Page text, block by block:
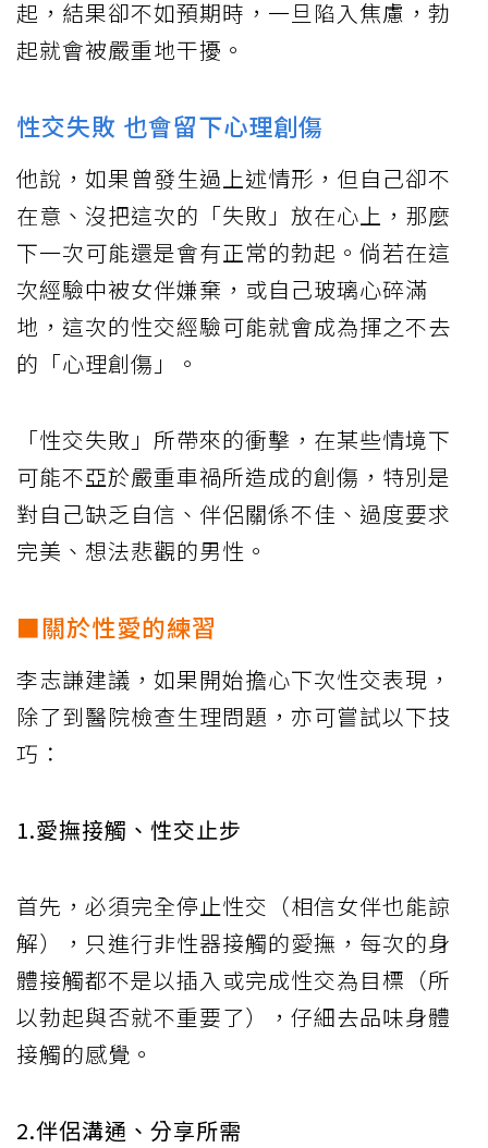
起，結果卻不如預期時，一旦陷入焦慮，勃
起就會被嚴重地干擾。
性交失敗 也會留下心理創傷
他說，如果曾發生過上述情形，但自己卻不
在意、沒把這次的「失敗」放在心上，那麼
下一次可能還是會有正常的勃起。倘若在這
次經驗中被女伴嫌棄，或自己玻璃心碎滿
地，這次的性交經驗可能就會成為揮之不去
的「心理創傷」。
「性交失敗」所帶來的衝擊，在某些情境下
可能不亞於嚴重車禍所造成的創傷，特別是
對自己缺乏自信、伴侶關係不佳、過度要求
完美、想法悲觀的男性。
■關於性愛的練習
李志謙建議，如果開始擔心下次性交表現，
除了到醫院檢查生理問題，亦可嘗試以下技
巧：
1.愛撫接觸、性交止步
首先，必須完全停止性交（相信女伴也能諒
解），只進行非性器接觸的愛撫，每次的身
體接觸都不是以插入或完成性交為目標（所
以勃起與否就不重要了），仔細去品味身體
接觸的感覺。
2.伴侶溝通、分享所需